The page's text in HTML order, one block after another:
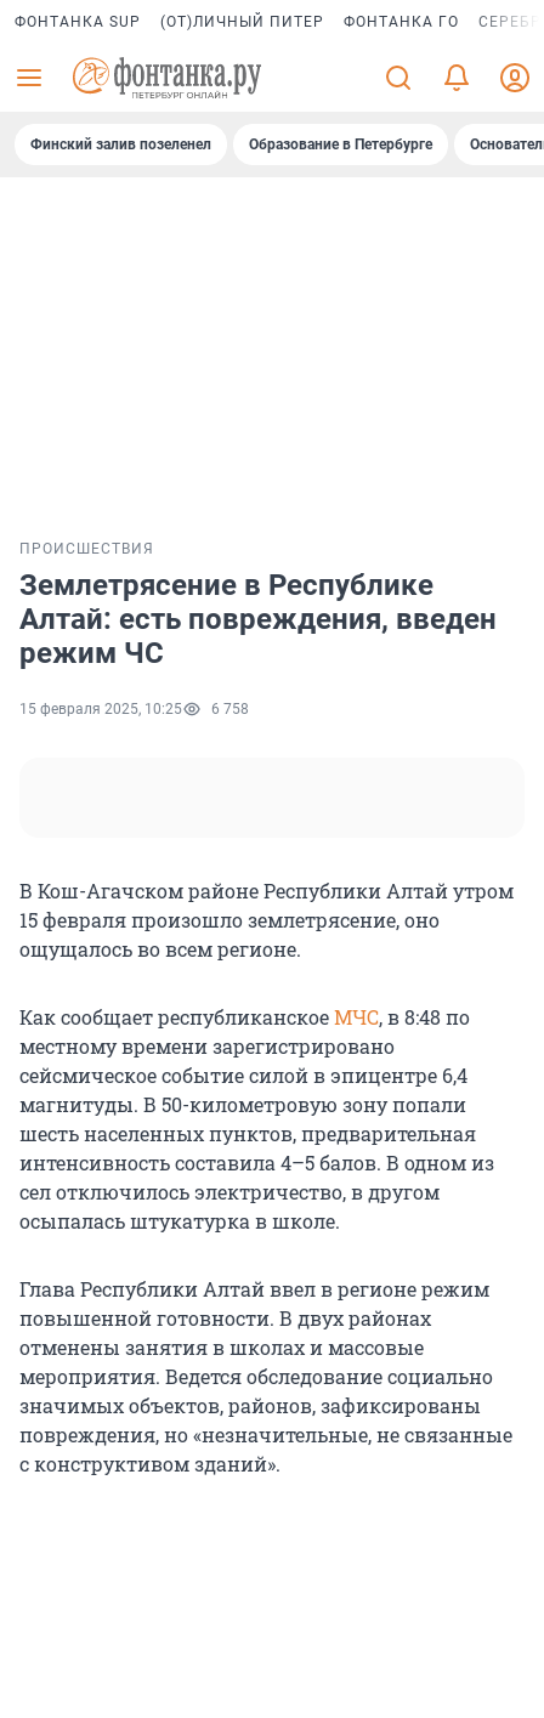
ФОНТАНКА SUP (ОТ)ЛИЧНЫЙ ПИТЕР ФОНТАНКА ГО
Финский залив позеленел Образование в Петербурге
ПРОИСШЕСТВИЯ
Землетрясение в Республике
Алтай: есть повреждения, введен
режим ЧС
15 февраля 2025, 10:25 6 758
В Кош-Агачском районе Республики Алтай утром
15 февраля произошло землетрясение, оно
ощущалось во всем регионе.
Как сообщает республиканскоеМЧС, в 8:48 по
местному времени зарегистрировано
сейсмическое событие силой в эпицентре 6,4
магнитуды. В 50-километровую зону попали
шесть населенных пунктов, предварительная
интенсивность составила 4–5 балов. В одном из
сел отключилось электричество, в другом
осыпалась штукатурка в школе.
Глава Республики Алтай ввел в регионе режим
повышенной готовности. В двух районах
отменены занятия в школах и массовые
мероприятия. Ведется обследование социально
значимых объектов, районов, зафиксированы
повреждения, но «незначительные, не связанные
с конструктивом зданий».